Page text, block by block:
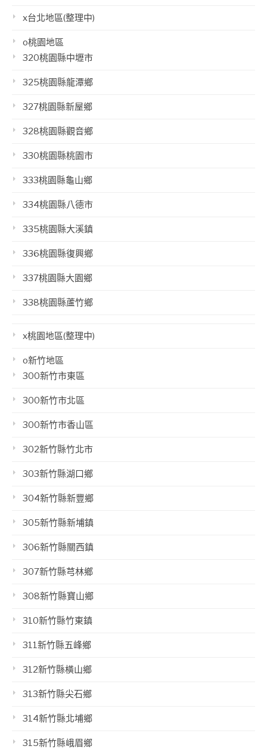
x台北地區(整理中)
o桃園地區
320桃園縣中壢市
325桃園縣龍潭鄉
327桃園縣新屋鄉
328桃園縣觀音鄉
330桃園縣桃園市
333桃園縣龜山鄉
334桃園縣八德市
335桃園縣大溪鎮
336桃園縣復興鄉
337桃園縣大園鄉
338桃園縣蘆竹鄉
x桃園地區(整理中)
o新竹地區
300新竹市東區
300新竹市北區
300新竹市香山區
302新竹縣竹北市
303新竹縣湖口鄉
304新竹縣新豐鄉
305新竹縣新埔鎮
306新竹縣關西鎮
307新竹縣芎林鄉
308新竹縣寶山鄉
310新竹縣竹東鎮
311新竹縣五峰鄉
312新竹縣橫山鄉
313新竹縣尖石鄉
314新竹縣北埔鄉
315新竹縣峨眉鄉